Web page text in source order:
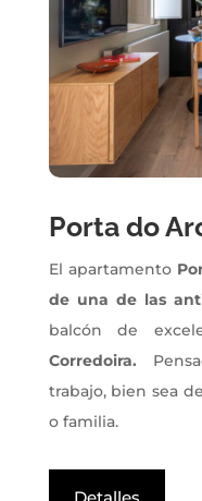
Porta do
El apartamento
de una de las
balcón de
Corredoira.
trabajo, bien sea
o familia.
Detalles